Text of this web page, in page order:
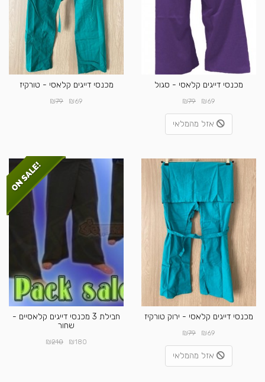
מכנסי דייגים קלאסי - סגול
₪69
₪79
אזל מהמלאי
מכנסי דייגים קלאסי - טורקיז
₪69
₪79
מכנסי דייגים קלאסי - ירוק טורקיז
₪69
₪79
אזל מהמלאי
חבילת 3 מכנסי דייגים קלאסיים -
שחור
₪180
₪210